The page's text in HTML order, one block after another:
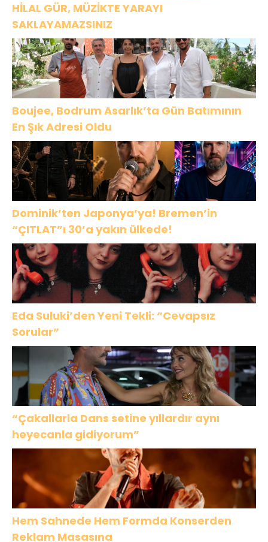
HİLAL GÜR, MÜZİKTE YARAYI
SAKLAYAMAZSINIZ
Boujee, Bodrum Asarlık’ta Gün Batımının
En Şık Adresi Oldu
Dominik’ten Japonya’ya! Bremen’in
“ÇITLAT”ı 30’a yakın ülkede!
Eda Suluki’den Yeni Tekli: “Cevapsız
Sorular”
“Çakallarla Dans setine yıllardır aynı
heyecanla gidiyorum”
Hem Sahnede Hem Formda Konserden
Reklam Masasına